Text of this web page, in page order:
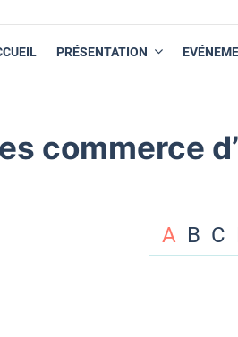
PRÉSENTATION
commerce
A B C